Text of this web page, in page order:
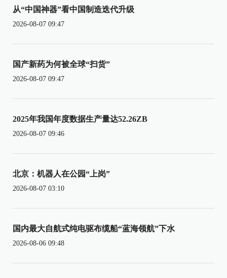
从“中国神器”看中国制造迭代升级
2026-08-07 09:47
国产新药为何被全球“扫货”
2026-08-07 09:47
2025年我国年度数据生产量达52.26ZB
2026-08-07 09:46
北京：机器人在公园“上岗”
2026-08-07 03:10
国内最大自航式纯电驱布缆船“蓝海领航”下水
2026-08-06 09:48